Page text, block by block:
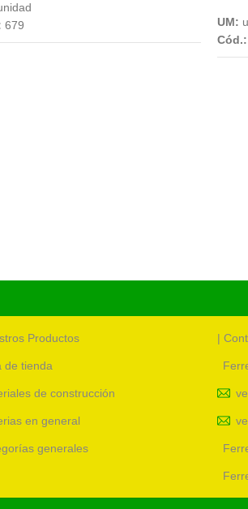
679 UM:
Cód.:
Productos
de tienda
de construcción
en general
generales
|